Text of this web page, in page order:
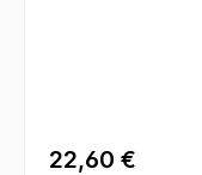
22,60 €